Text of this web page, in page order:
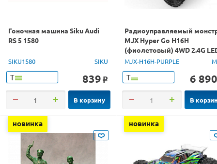
Гоночная машина Siku Audi
RS 5 1580
SIKU1580 SIKU
Т 839 o
В корзину
Радиоуправляемый
MJX Hyper Go H16H
(фиолетовый) 4WD 2.4G
GPS 1/16 RTR
MJX-H16H-PURPLE
Т 6 890
В
новинка новинка